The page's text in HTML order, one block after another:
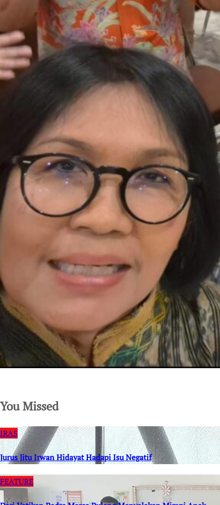
You Missed
IRAS
Jurus Jitu Irwan Hidayat Hadapi Isu Negatif
FEATURE